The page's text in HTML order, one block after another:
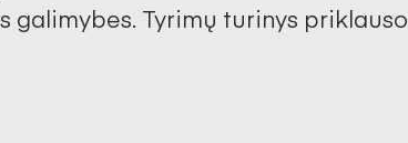
Tyrimų turinys